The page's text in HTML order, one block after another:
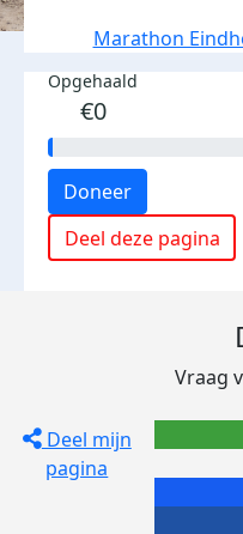
Marathon
Opgehaald
€0
Doneer
Deel deze pagina
Deel mijn
pagina
Vraag